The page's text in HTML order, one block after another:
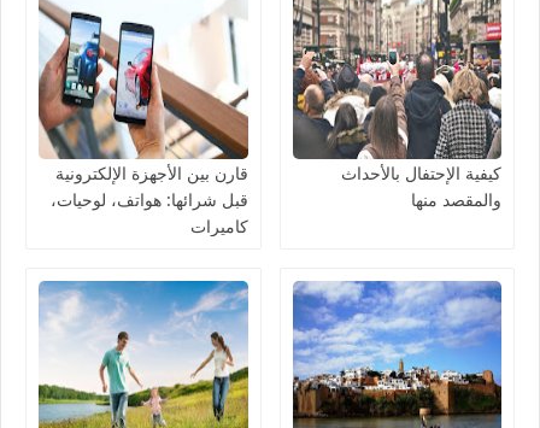
كيفية الإحتفال بالأحداث
والمقصد منها
قارن بين الأجهزة الإلكترونية
قبل شرائها: هواتف، لوحيات،
كاميرات